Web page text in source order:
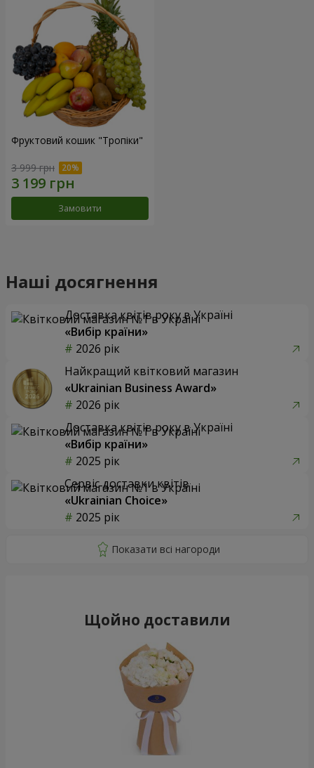
Фруктовий кошик "Тропіки"
3 999 грн
Замовити
Наші досягнення
Доставка квітів року в Україні
«Вибір країни»
2026 рік
Найкращий квітковий магазин
«Ukrainian Business Award»
2026 рік
Доставка квітів року в Україні
«Вибір країни»
2025 рік
Сервіс доставки квітів
«Ukrainian Choice»
2025 рік
Щойно доставили